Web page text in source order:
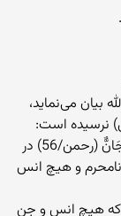
بیان می‌نماید،
نرسیده است:
فِيهِنَّ قَاصِرَاتُ الطَّرْفِ لَمْ يَطْمِثْهُنَّ إِنسٌ قَبْلَهُمْ وَلَا جَانٌّ (رحمن/56) در
نامحرم و هيچ انس
وَلَا جَانٌّ (رحمن/74) زناني كه هيچ انس و جن